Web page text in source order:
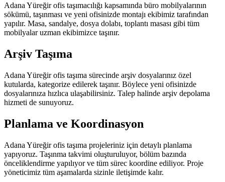
Adana Yüreğir ofis taşımacılığı kapsamında büro mobilyalarının
sökümü, taşınması ve yeni ofisinizde montajı ekibimiz tarafından
yapılır. Masa, sandalye, dosya dolabı, toplantı masası gibi tüm
mobilyalar uzman ekibimizce taşınır.
Arşiv Taşıma
Adana Yüreğir ofis taşıma sürecinde arşiv dosyalarınız özel
kutularda, kategorize edilerek taşınır. Böylece yeni ofisinizde
dosyalarınıza hızlıca ulaşabilirsiniz. Talep halinde arşiv depolama
hizmeti de sunuyoruz.
Planlama ve Koordinasyon
Adana Yüreğir ofis taşıma projeleriniz için detaylı planlama
yapıyoruz. Taşınma takvimi oluşturuluyor, bölüm bazında
önceliklendirme yapılıyor ve tüm sürec koordine ediliyor. Proje
yöneticimiz tüm aşamalarda sizinle iletişimde kalır.